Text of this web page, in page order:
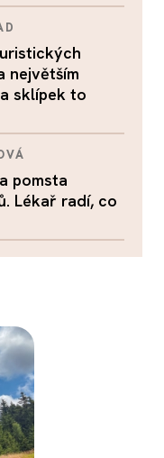
největším
sklípek to
pomsta
Lékař radí, co